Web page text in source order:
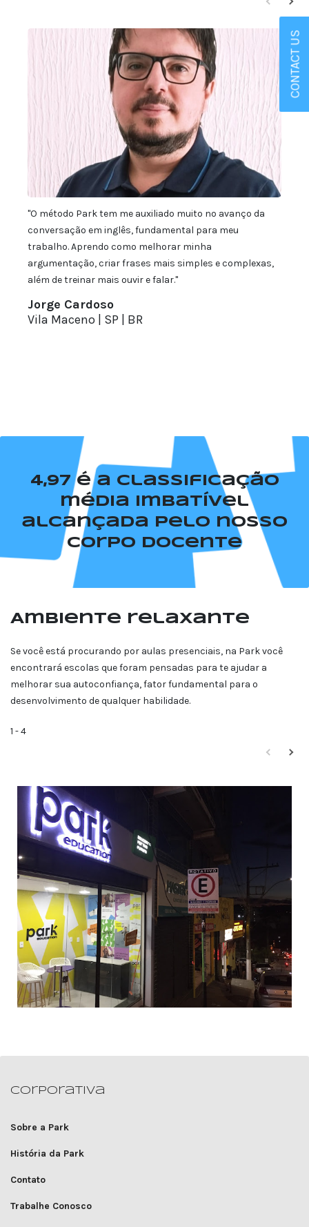
CONTACT US
"O método Park tem me auxiliado muito no avanço da
conversação em inglês, fundamental para meu
trabalho. Aprendo como melhorar minha
argumentação, criar frases mais simples e complexas,
além de treinar mais ouvir e falar."
Jorge Cardoso
Vila Maceno | SP | BR
4,97 é a classificação
média imbatível
alcançada pelo nosso
corpo docente
Ambiente relaxante
Se você está procurando por aulas presenciais, na Park você
encontrará escolas que foram pensadas para te ajudar a
melhorar sua autoconfiança, fator fundamental para o
desenvolvimento de qualquer habilidade.
1 -4
Corporativa
Sobre a Park
História da Park
Contato
Trabalhe Conosco